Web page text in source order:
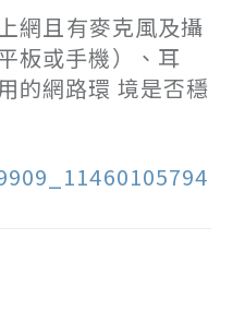
且有麥克風及攝
板或手機）、耳
的網路環 境是否穩